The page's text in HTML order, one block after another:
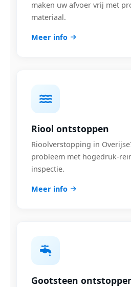
maken uw afvoer vrij met
materiaal.
Meer info
Riool ontstoppen
Rioolverstopping in
probleem met hogedruk-
inspectie.
Meer info
Gootsteen